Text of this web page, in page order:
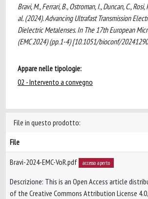
Bravi, M., Ferrari, B., Ostroman, I., Duncan, C., Rosi,
al. (2024). Advancing Ultrafast Transmission
Dielectric Metalenses. In The 17th European
(EMC 2024) (pp.1-4) [10.1051/bioconf/
Appare nelle tipologie:
02 - Intervento a convegno
File in questo prodotto:
File
Bravi-2024-EMC-VoR.pdf accesso aperto
Descrizione: This is an Open Access article
of the Creative Commons Attribution License 4.0,